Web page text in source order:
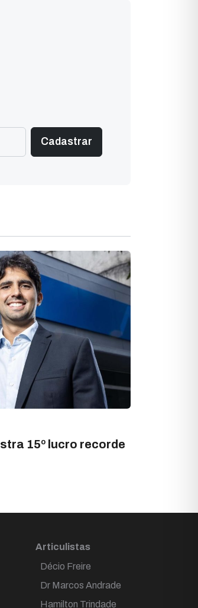
15º lucro recorde
Articulistas
Décio Freire
Dr Marcos Andrade
Hamilton Trindade